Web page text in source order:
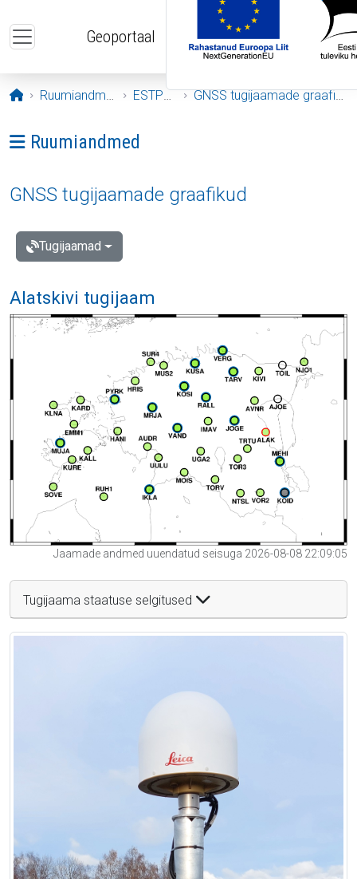
Geoportaal
Avaleht
Ruumiandmed ESTPOS GNSS tugijaamade graafikud
Ava menüü: Ruumiandmed
Ruumiandmed
GNSS tugijaamade graafikud
Tugijaamad
Alatskivi tugijaam
Jaamade andmed uuendatud seisuga 2026-08-08 22:09:05
Tugijaama staatuse selgitused